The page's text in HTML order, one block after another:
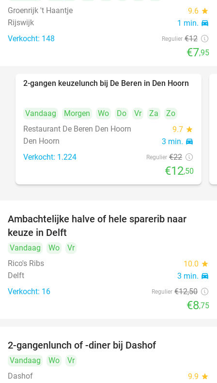
Groenrijk 't Haantje
9.6 star
Rijswijk 1 min. directions_car
Verkocht: 148 Regulier €12
€7,95
43%
2-gangen keuzelunch bij De Beren in Den Hoorn
Vandaag Morgen Wo Do Vr Za
Zo
Restaurant De Beren Den Hoorn
9.7 star
Den Hoorn 3 min. directions_car
Verkocht: 1.224 Regulier €22
€12,50
Ambachtelijke halve of hele sparerib naar
keuze in Delft
Vandaag Wo
Vr
Rico's Ribs
10.0 star
Delft 3 min. directions_car
Verkocht: 16 Regulier €12,50
€8,75
2-gangenlunch of -diner bij Dashof
Vandaag Wo
Vr
Dashof
9.9 star